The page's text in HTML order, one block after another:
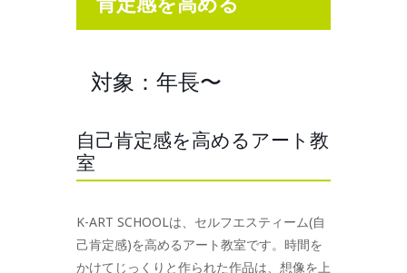
対象：年長〜
自己肯定感を高めるアート教
室
K-ART SCHOOLは、セルフエスティーム(自
己肯定感)を高めるアート教室です。時間を
かけてじっくりと作られた作品は、想像を上